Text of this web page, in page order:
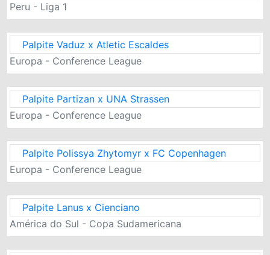
Peru - Liga 1
Palpite Vaduz x Atletic Escaldes
Europa - Conference League
Palpite Partizan x UNA Strassen
Europa - Conference League
Palpite Polissya Zhytomyr x FC Copenhagen
Europa - Conference League
Palpite Lanus x Cienciano
América do Sul - Copa Sudamericana